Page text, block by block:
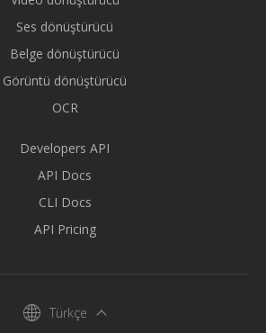
Ses dönüştürücü
Belge dönüştürücü
Görüntü dönüştürücü
OCR
Developers API
API Docs
CLI Docs
API Pricing
Türkçe